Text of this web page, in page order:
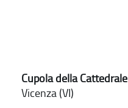
Cupola della Cattedrale
Vicenza (VI)